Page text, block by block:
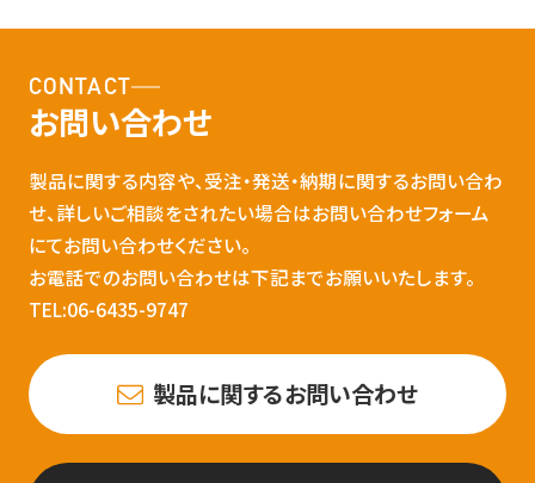
CONTACT
お問い合わせ
製品に関する内容や、受注・発送・納期に関するお問い合わ
せ、詳しいご相談をされたい場合はお問い合わせフォーム
にてお問い合わせください。
お電話でのお問い合わせは下記までお願いいたします。
TEL:06-6435-9747
製品に関するお問い合わせ